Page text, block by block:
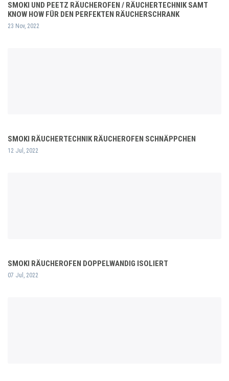
SMOKI UND PEETZ RÄUCHEROFEN / RÄUCHERTECHNIK SAMT
KNOW HOW FÜR DEN PERFEKTEN RÄUCHERSCHRANK
23 Nov, 2022
SMOKI RÄUCHERTECHNIK RÄUCHEROFEN SCHNÄPPCHEN
12 Jul, 2022
SMOKI RÄUCHEROFEN DOPPELWANDIG ISOLIERT
07 Jul, 2022